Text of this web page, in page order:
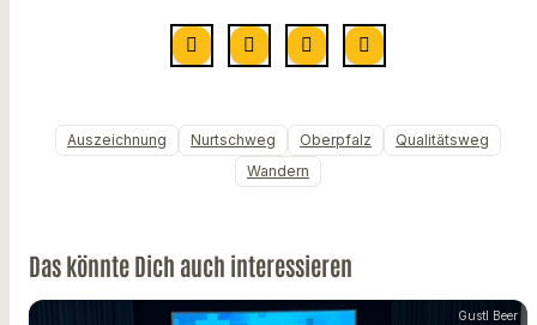
Auszeichnung Nurtschweg Oberpfalz
Qualitätsweg
Wandern
Das könnte Dich auch interessieren
Gustl Beer